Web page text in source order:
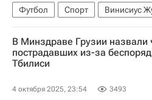
Футбол Спорт
Винисиус
Килиан Мбаппе
Вильярреал
Реал Мадрид
В Минздраве Грузии назвали
пострадавших из-за
Тбилиси
4 октября 2025, 23:54 3493